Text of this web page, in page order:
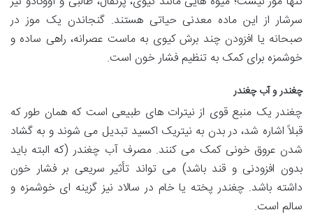
سرشار از این ماده معدنی حیاتی هستند. گنجاندن یک موز در
صبحانه یا افزودن چند برش کیوی به ماست عصرانه، راهی ساده و
خوشمزه برای کمک به تنظیم فشار خون است.
چغندر و آب چغندر
چغندر یک منبع قوی از نیترات های طبیعی است که همان طور که
قبلاً اشاره شد، در بدن به نیتریک اکسید تبدیل می شوند و به گشاد
شدن عروق خونی کمک می کنند. مصرف آب چغندر (که البته باید
بدون افزودنی و قند باشد) می تواند تأثیر سریعی بر فشار خون
داشته باشد. چغندر پخته یا خام در سالاد نیز گزینه ای خوشمزه و
سالم است.